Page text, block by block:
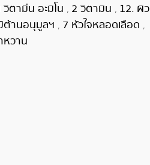
วิตามีน อะมิโน , 2 วิตามิน , 12. ผิว
ต้านอนุมูลฯ , 7 หัวใจหลอดเลือด ,
หวาน